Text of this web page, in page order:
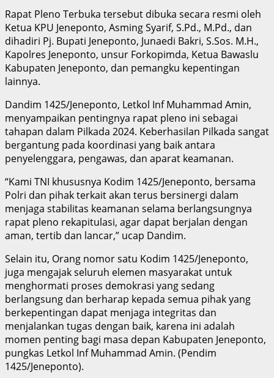
Rapat Pleno Terbuka tersebut dibuka secara resmi oleh
Ketua KPU Jeneponto, Asming Syarif, S.Pd., M.Pd., dan
dihadiri Pj. Bupati Jeneponto, Junaedi Bakri, S.Sos. M.H.,
Kapolres Jeneponto, unsur Forkopimda, Ketua Bawaslu
Kabupaten Jeneponto, dan pemangku kepentingan
lainnya.
Dandim 1425/Jeneponto, Letkol Inf Muhammad Amin,
menyampaikan pentingnya rapat pleno ini sebagai
tahapan dalam Pilkada 2024. Keberhasilan Pilkada sangat
bergantung pada koordinasi yang baik antara
penyelenggara, pengawas, dan aparat keamanan.
“Kami TNI khususnya Kodim 1425/Jeneponto, bersama
Polri dan pihak terkait akan terus bersinergi dalam
menjaga stabilitas keamanan selama berlangsungnya
rapat pleno rekapitulasi, agar dapat berjalan dengan
aman, tertib dan lancar,” ucap Dandim.
Selain itu, Orang nomor satu Kodim 1425/Jeneponto,
juga mengajak seluruh elemen masyarakat untuk
menghormati proses demokrasi yang sedang
berlangsung dan berharap kepada semua pihak yang
berkepentingan dapat menjaga integritas dan
menjalankan tugas dengan baik, karena ini adalah
momen penting bagi masa depan Kabupaten Jeneponto,
pungkas Letkol Inf Muhammad Amin. (Pendim
1425/Jeneponto).